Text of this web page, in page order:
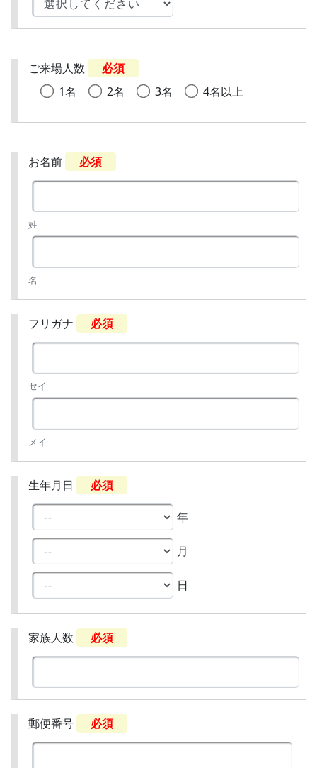
ご来場人数
必須
1名
2名 3名 4名以上
お名前 必須
姓
名
フリガナ 必須
セイ
メイ
生年月日 必須
年
月
日
家族人数 必須
郵便番号 必須